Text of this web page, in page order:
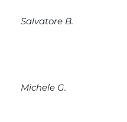
Salvatore B.
Michele G.